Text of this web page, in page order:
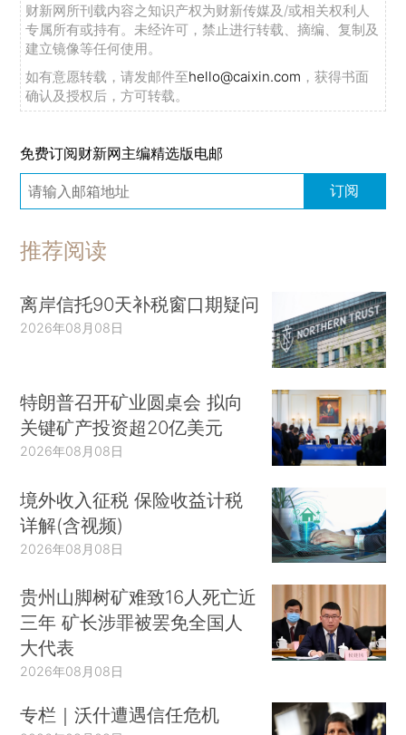
财新网所刊载内容之知识产权为财新传媒及/或相关权利人
专属所有或持有。未经许可，禁止进行转载、摘编、复制及
建立镜像等任何使用。
如有意愿转载，请发邮件至hello@caixin.com ，获得书面
确认及授权后，方可转载。
免费订阅财新网主编精选版电邮
订阅
推荐阅读
离岸信托90天补税窗口期疑问
2026年08月08日
特朗普召开矿业圆桌会 拟向
关键矿产投资超20亿美元
2026年08月08日
境外收入征税 保险收益计税
详解(含视频)
2026年08月08日
贵州山脚树矿难致16人死亡近
三年 矿长涉罪被罢免全国人
大代表
2026年08月08日
专栏｜沃什遭遇信任危机